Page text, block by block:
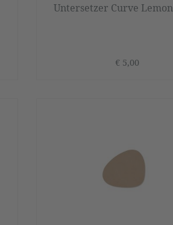
Untersetzer Curve
€ 5,00